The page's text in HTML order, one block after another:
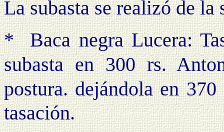
La subasta se realizó de la
*
Baca negra Lucera:
subasta en 300 rs.
postura. dejándola en
tasación.